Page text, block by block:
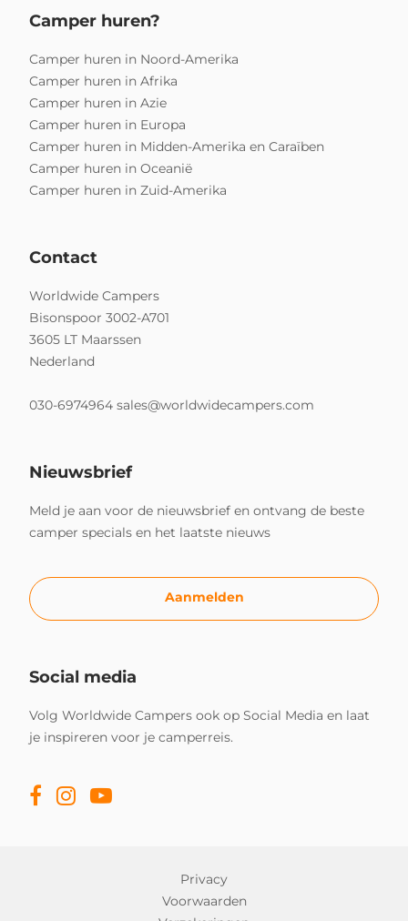
Camper huren?
Camper huren in Noord-Amerika
Camper huren in Afrika
Camper huren in Azie
Camper huren in Europa
Camper huren in Midden-Amerika en Caraïben
Camper huren in Oceanië
Camper huren in Zuid-Amerika
Contact
Worldwide Campers
Bisonspoor 3002-A701
3605 LT Maarssen
Nederland
030-6974964 sales@worldwidecampers.com
Nieuwsbrief
Meld je aan voor de nieuwsbrief en ontvang de beste
camper specials en het laatste nieuws
Aanmelden
Social media
Volg Worldwide Campers ook op Social Media en laat
je inspireren voor je camperreis.
Privacy
Voorwaarden